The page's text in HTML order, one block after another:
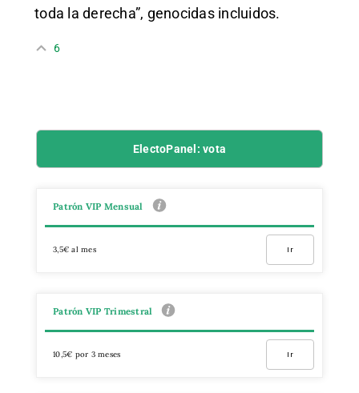
toda la derecha”, genocidas incluidos.
6
ElectoPanel: vota
Patrón VIP Mensual
3,5€ al mes Ir
Patrón VIP Trimestral
10,5€ por 3 meses Ir